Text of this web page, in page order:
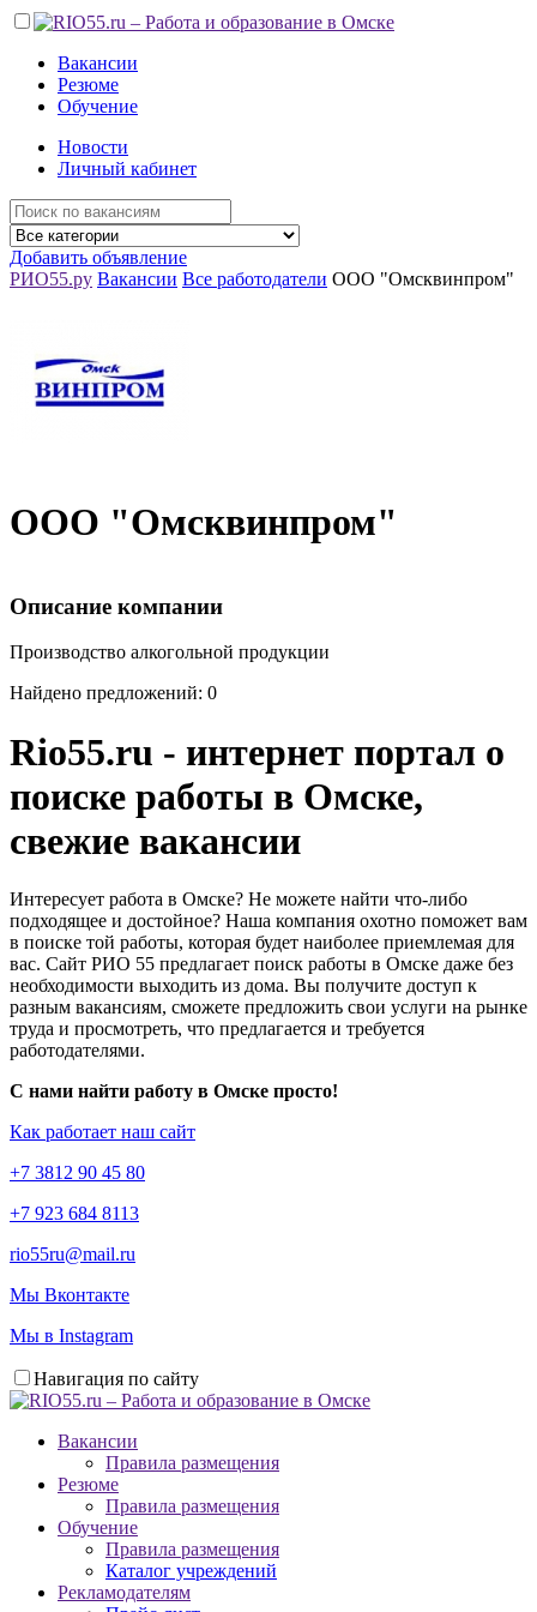
Вакансии
Резюме
Обучение
Новости
Личный кабинет
Добавить объявление
РИО55.ру Вакансии Все работодатели ООО "Омсквинпром"
ООО "Омсквинпром"
Описание компании
Производство алкогольной продукции
Найдено предложений: 0
Rio55.ru - интернет портал о
поиске работы в Омске,
свежие вакансии
Интересует работа в Омске? Не можете найти что-либо
подходящее и достойное? Наша компания охотно поможет вам
в поиске той работы, которая будет наиболее приемлемая для
вас. Сайт РИО 55 предлагает поиск работы в Омске даже без
необходимости выходить из дома. Вы получите доступ к
разным вакансиям, сможете предложить свои услуги на рынке
труда и просмотреть, что предлагается и требуется
работодателями.
С нами найти работу в Омске просто!
Как работает наш сайт
+7 3812 90 45 80
+7 923 684 8113
rio55ru@mail.ru
Мы Вконтакте
Мы в Instagram
Навигация по сайту
Вакансии
Правила размещения
Резюме
Правила размещения
Обучение
Правила размещения
Каталог учреждений
Рекламодателям